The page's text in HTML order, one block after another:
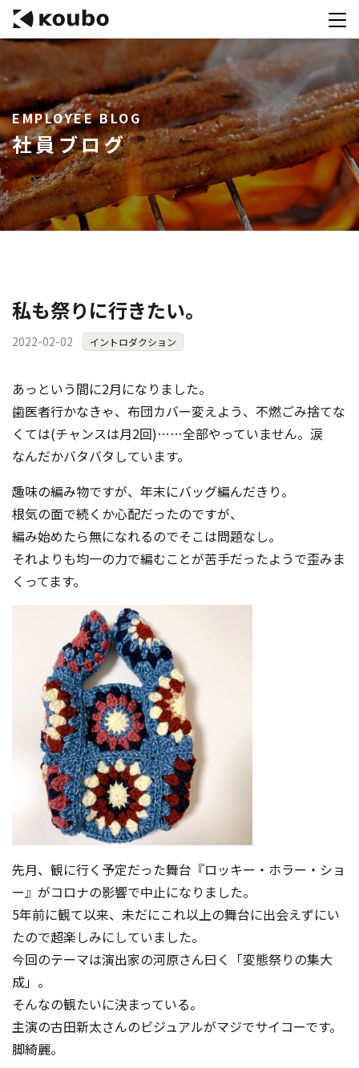
サービス
会社案内
実績紹介
採用情報
資料ダウンロード
コンテストを主催される方へ
公募運営SaaS 「Kouboプランナー」
事例紹介
事務局アウトソーシング
コンテスト情報及びプレゼン
ト情報を「Koubo」に無料で
無料掲載お申し込み
掲載内容のご確認はこちら
ログイン
EMPLOYEE BLOG
社員ブログ
私も祭りに行きたい。
2022-02-02 イントロダクション
あっという間に2月になりました。
歯医者行かなきゃ、布団カバー変えよう、不燃ごみ捨てな
くては(チャンスは月2回)……全部やっていません。涙
なんだかバタバタしています。
趣味の編み物ですが、年末にバッグ編んだきり。
根気の面で続くか心配だったのですが、
編み始めたら無になれるのでそこは問題なし。
それよりも均一の力で編むことが苦手だったようで歪みま
くってます。
先月、観に行く予定だった舞台『ロッキー・ホラー・ショ
ー』がコロナの影響で中止になりました。
5年前に観て以来、未だにこれ以上の舞台に出会えずにい
たので超楽しみにしていました。
今回のテーマは演出家の河原さん曰く「変態祭りの集大
成」。
そんなの観たいに決まっている。
主演の古田新太さんのビジュアルがマジでサイコーです。
脚綺麗。